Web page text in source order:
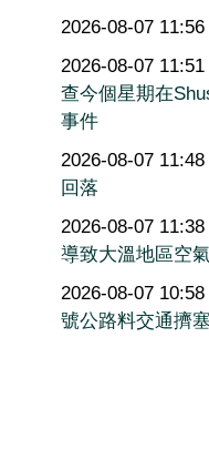
2026-08-07 11:56
2026-08-07 11:51
查今個星期在
事件
2026-08-07 11:48
回落
2026-08-07 11:38
導致大溫地區空
2026-08-07 10:58
號公路料交通擠